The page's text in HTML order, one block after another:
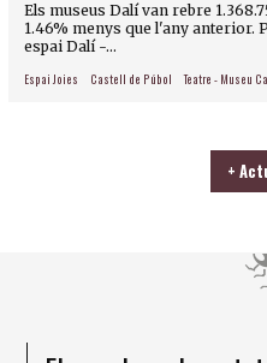
Els museus Dalí van rebre
1.46% menys que l'any anterior.
espai Dalí -...
Espai Joies Castell de Púbol Teatre - Museu
+